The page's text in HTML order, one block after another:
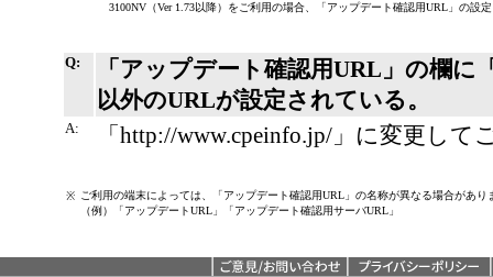
3100NV（Ver 1.73以降）をご利用の場合、「アップデート確認用URL」の設
Q:
「アップデート確認用URL」の欄に
以外のURLが設定されている。
A: 「http://www.cpeinfo.jp/」に変更して
※
ご利用の端末によっては、「アップデート確認用URL」の名称が異なる場合があり
（例）「アップデートURL」「アップデート確認用サーバURL」